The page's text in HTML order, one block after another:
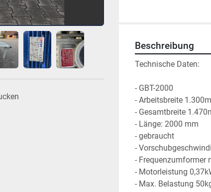
Beschreibung
Technische Daten:
- GBT-2000
- Arbeitsbreite
- Gesamtbreite
- Länge: 2000 mm
- gebraucht
-
- Frequenzumformer
- Motorleistung
- Max. Belastung